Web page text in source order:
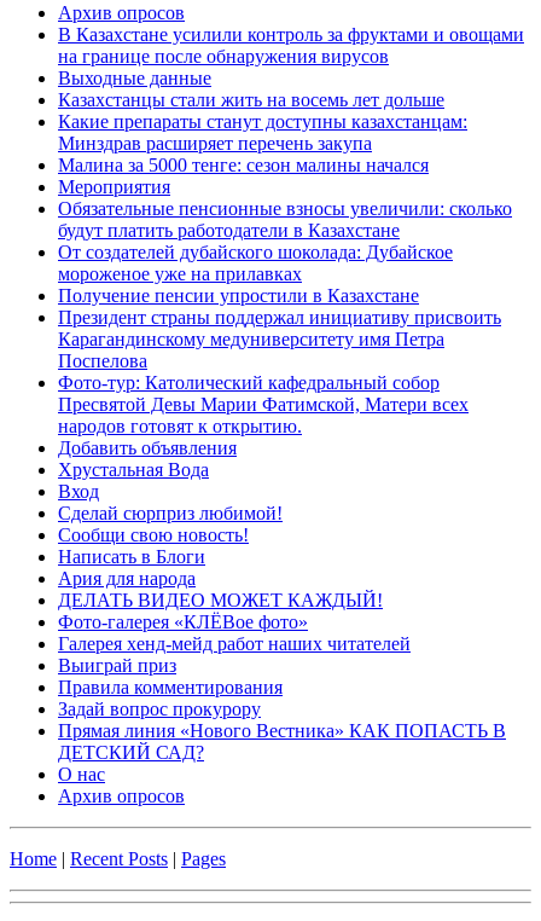
Архив опросов
В Казахстане усилили контроль за фруктами и овощами
на границе после обнаружения вирусов
Выходные данные
Казахстанцы стали жить на восемь лет дольше
Какие препараты станут доступны казахстанцам:
Минздрав расширяет перечень закупа
Малина за 5000 тенге: сезон малины начался
Мероприятия
Обязательные пенсионные взносы увеличили: сколько
будут платить работодатели в Казахстане
От создателей дубайского шоколада: Дубайское
мороженое уже на прилавках
Получение пенсии упростили в Казахстане
Президент страны поддержал инициативу присвоить
Карагандинскому медуниверситету имя Петра
Поспелова
Фото-тур: Католический кафедральный собор
Пресвятой Девы Марии Фатимской, Матери всех
народов готовят к открытию.
Добавить объявления
Хрустальная Вода
Вход
Сделай сюрприз любимой!
Сообщи свою новость!
Написать в Блоги
Ария для народа
ДЕЛАТЬ ВИДЕО МОЖЕТ КАЖДЫЙ!
Фото-галерея «КЛЁВое фото»
Галерея хенд-мейд работ наших читателей
Выиграй приз
Правила комментирования
Задай вопрос прокурору
Прямая линия «Нового Вестника» КАК ПОПАСТЬ В
ДЕТСКИЙ САД?
О нас
Архив опросов
Home | Recent Posts | Pages